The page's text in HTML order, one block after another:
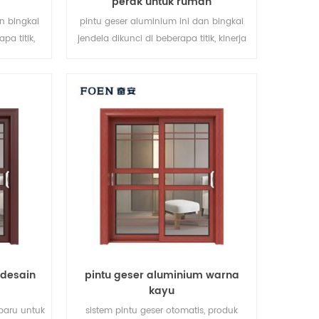
bingkai
titik,
pintu geser aluminium ini dan bingkai
jendela dikunci di beberapa titik, kinerja
pintu untuk memenuhi berbagai
kebutuhan arsitektur.
untuk
pintu geser aluminium warna
kayu
sistem pintu geser otomatis, produk